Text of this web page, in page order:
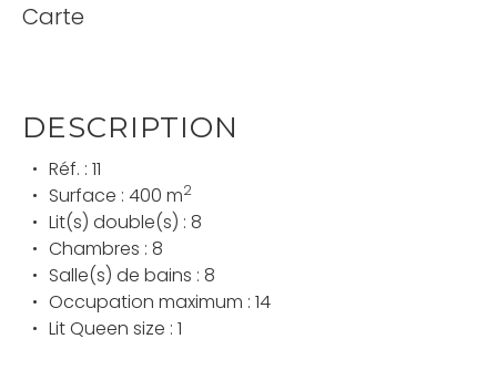
DESCRIPTION
Réf. : 11
Surface : 400 m2
Lit(s) double(s) : 8
Chambres : 8
Salle(s) de bains : 8
Occupation maximum : 14
Lit Queen size : 1
Carte